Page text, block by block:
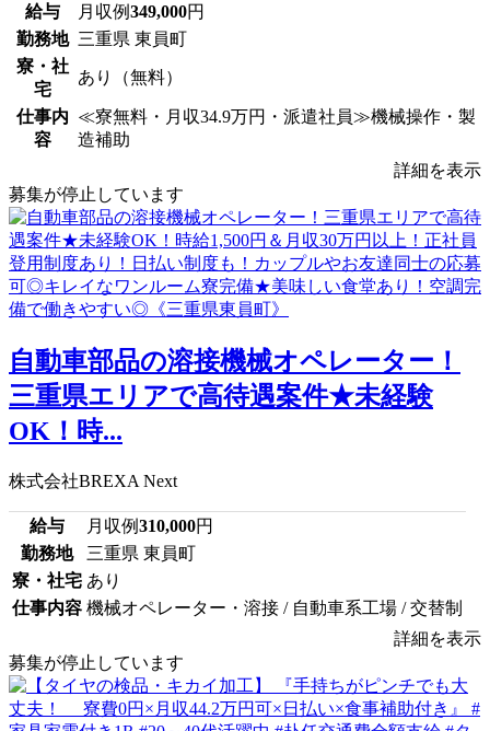
給与 月収例349,000円
勤務地 三重県 東員町
寮・社
宅
あり（無料）
仕事内
容
≪寮無料・月収34.9万円・派遣社員≫機械操作・製
造補助
詳細を表示
募集が停止しています
自動車部品の溶接機械オペレーター！
三重県エリアで高待遇案件★未経験
OK！時...
株式会社BREXA Next
給与 月収例310,000円
勤務地
三重県 東員町
寮・社宅 あり
仕事内容 機械オペレーター・溶接 / 自動車系工場 / 交替制
詳細を表示
募集が停止しています